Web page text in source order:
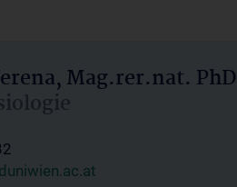
Mag.rer.nat. PhD